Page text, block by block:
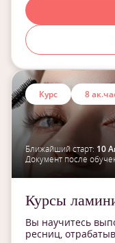
Курс 8
Ближайший старт: 10
Документ после
Курсы
Вы научитесь
ресниц,